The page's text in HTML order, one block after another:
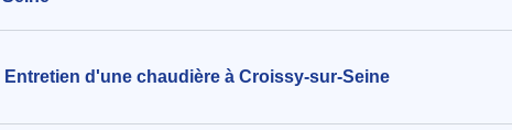
Entretien d'une chaudière à Croissy-sur-Seine